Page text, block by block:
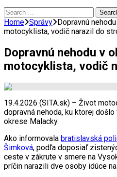
Search
for:
Home Správy Dopravnú
motocyklista, vodič narazil do
Dopravnú nehodu v
motocyklista, vodič
19.4.2026 (SITA.sk) – Život
dopravná nehoda, ku ktorej
okrese Malacky.
Ako informovala bratislavská
Šimková, podľa doposiaľ
ceste v zákrute v smere na
príčin narazili dve osoby idúce